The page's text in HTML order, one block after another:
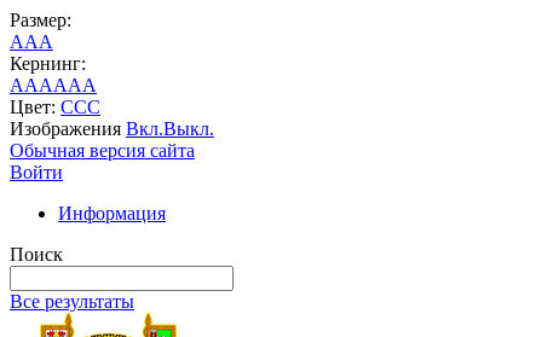
Размер:
AAA
Кернинг:
AAAAAA
Цвет: CCC
Изображения Вкл.Выкл.
Обычная версия сайта
Войти
Информация
Поиск
Все результаты